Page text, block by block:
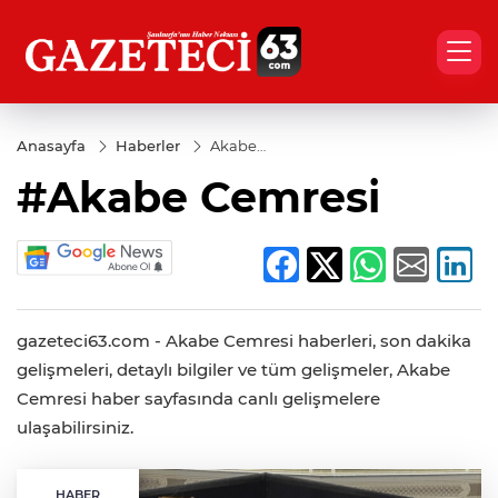
Anasayfa Haberler
Akabe
#Akabe Cemresi
gazeteci63.com - Akabe Cemresi haberleri, son dakika
gelişmeleri, detaylı bilgiler ve tüm gelişmeler, Akabe
Cemresi haber sayfasında canlı gelişmelere
ulaşabilirsiniz.